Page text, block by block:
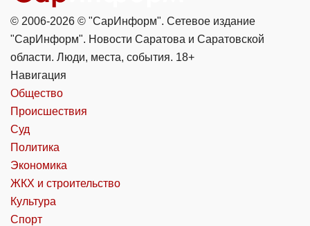
© 2006-2026 © "СарИнформ". Сетевое издание
"СарИнформ". Новости Саратова и Саратовской
области. Люди, места, события. 18+
Навигация
Общество
Происшествия
Суд
Политика
Экономика
ЖКХ и строительство
Культура
Спорт